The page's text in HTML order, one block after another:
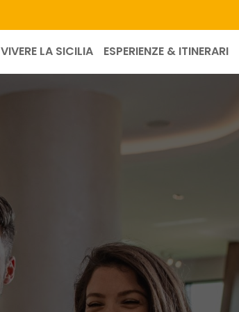
VIVERE LA SICILIA ESPERIENZE & ITINERARI